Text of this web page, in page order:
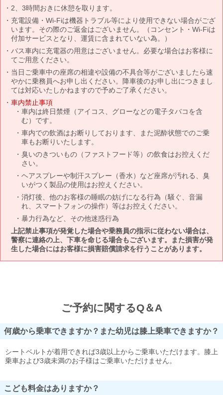
2、3時間おきに休憩を取ります。
充電設備・Wi-Fiは機器トラブル等により使用できない場合がござ
います。その際のご返金はございません。（コンセント・Wi-Fiは
付加サービスとなり、運賃に含まれていない為。）
バス車内に充電器の用意はございません。必要な場合はお客様に
てご用意ください。
当日ご乗車中の座席の相違や設備の不具合等がございましたら速
やかに乗務員へお申し出ください。降車後のお申し出につきまし
ては対応いたしかねますので予めご了承ください。
車内禁止事項
車内は終日禁煙（アイコス、グローなどの電子タバコを含
む）です。
車内での飲酒はお断りしております、また泥酔状態でのご乗
車もお断りいたします。
臭いのきついもの（ファストフード等）の飲食はお控えくだ
さい。
ヘアスプレーや制汗スプレー（香水）など座席が汚れる、臭
いがつく製品の使用はお控えください。
消灯後、他のお客様の睡眠の妨げになる行為（騒ぐ、音漏
れ、スマートフォンの操作）等はお控えください。
暴力行為など、その他迷惑行為
上記禁止事項が発覚した場合や乗務員の指示に従わない場合は、
警察に連絡の上、下車を命じる場合もございます。また損害が発
生した場合にはお客様に損害賠償請求を行うことがあります。
ご予約に関するQ＆A
何歳から乗車できますか？また幼児は膝上乗車できますか？
シートベルトが着用できれば3歳以上からご乗車いただけます。膝上
乗車および3歳未満のお子様はご乗車いただけません。
こども料金はありますか？